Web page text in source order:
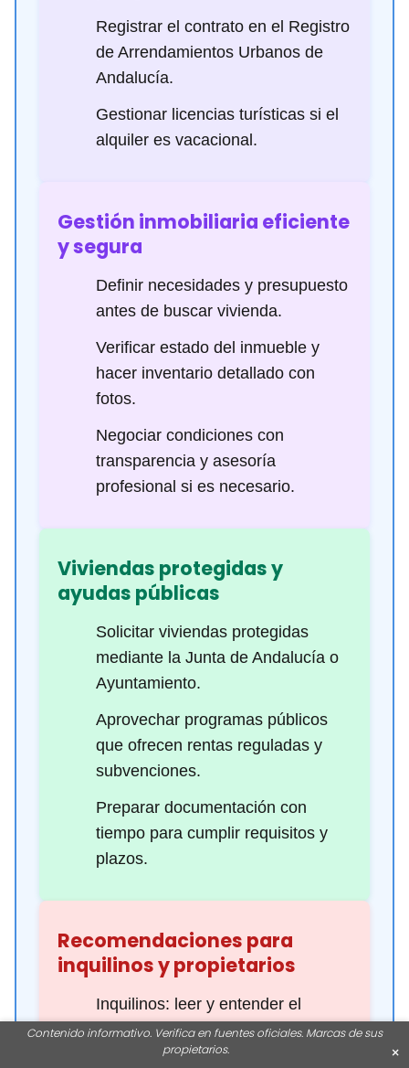
Registrar el contrato en el Registro
de Arrendamientos Urbanos de
Andalucía.
Gestionar licencias turísticas si el
alquiler es vacacional.
Gestión inmobiliaria eficiente
y segura
Definir necesidades y presupuesto
antes de buscar vivienda.
Verificar estado del inmueble y
hacer inventario detallado con
fotos.
Negociar condiciones con
transparencia y asesoría
profesional si es necesario.
Viviendas protegidas y
ayudas públicas
Solicitar viviendas protegidas
mediante la Junta de Andalucía o
Ayuntamiento.
Aprovechar programas públicos
que ofrecen rentas reguladas y
subvenciones.
Preparar documentación con
tiempo para cumplir requisitos y
plazos.
Recomendaciones para
inquilinos y propietarios
Inquilinos: leer y entender el
contrato, conservar copias y
comunicar con respeto.
Contenido informativo. Verifica en fuentes oficiales. Marcas de sus
propietarios.
×